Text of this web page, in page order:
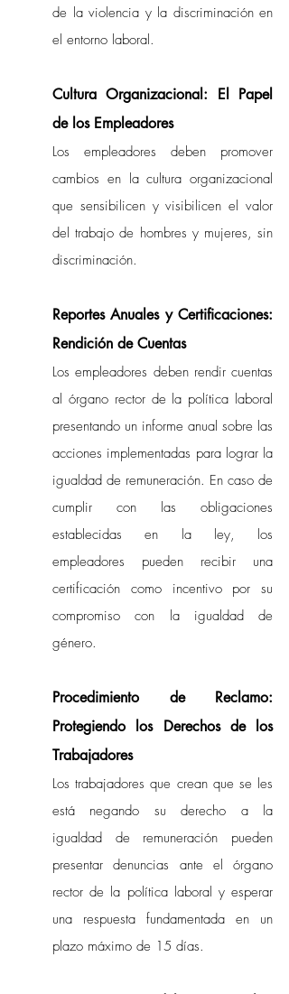
de la violencia y la discriminación en
el entorno laboral.
Cultura Organizacional: El Papel
de los Empleadores
Los empleadores deben promover
cambios en la cultura organizacional
que sensibilicen y visibilicen el valor
del trabajo de hombres y mujeres, sin
discriminación.
Reportes Anuales y Certificaciones:
Rendición de Cuentas
Los empleadores deben rendir cuentas
al órgano rector de la política laboral
presentando un informe anual sobre las
acciones implementadas para lograr la
igualdad de remuneración. En caso de
cumplir con las obligaciones
establecidas en la ley, los
empleadores pueden recibir una
certificación como incentivo por su
compromiso con la igualdad de
género.
Procedimiento de Reclamo:
Protegiendo los Derechos de los
Trabajadores
Los trabajadores que crean que se les
está negando su derecho a la
igualdad de remuneración pueden
presentar denuncias ante el órgano
rector de la política laboral y esperar
una respuesta fundamentada en un
plazo máximo de 15 días.